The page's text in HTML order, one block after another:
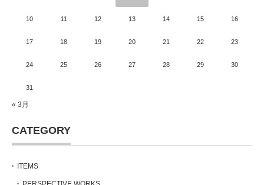
10 11 12 13 14 15 16
17 18 19 20 21 22 23
24 25 26 27 28 29 30
31
« 3月
CATEGORY
ITEMS